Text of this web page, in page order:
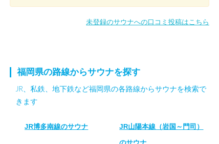
未登録のサウナへの口コミ投稿はこちら
福岡県の路線からサウナを探す
JR、私鉄、地下鉄など福岡県の各路線からサウナを検索で
きます
JR博多南線のサウナ JR山陽本線（岩国～門司）